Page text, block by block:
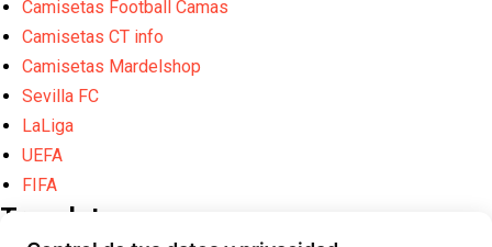
Camisetas Football Camas
Camisetas CT info
Camisetas Mardelshop
Sevilla FC
LaLiga
UEFA
FIFA
Translate